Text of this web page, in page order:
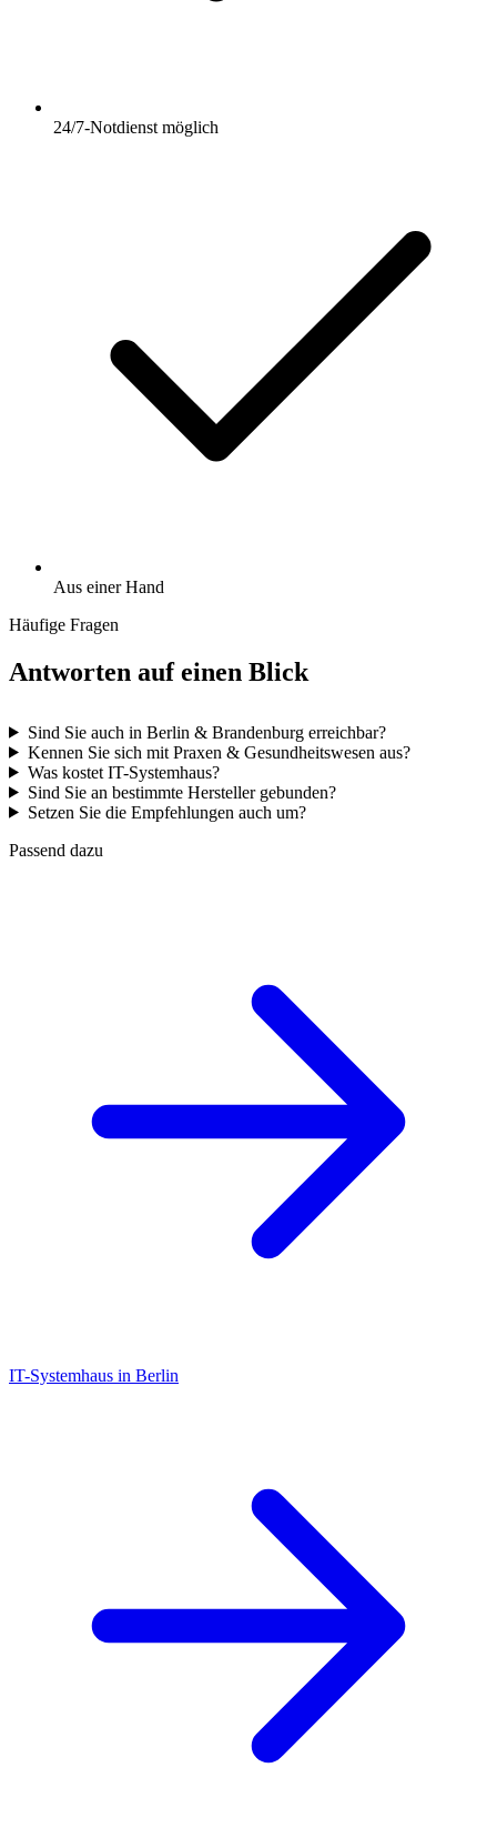
24/7-Notdienst möglich
Aus einer Hand
Häufige Fragen
Antworten auf einen Blick
Sind Sie auch in Berlin & Brandenburg erreichbar?
Kennen Sie sich mit Praxen & Gesundheitswesen aus?
Was kostet IT-Systemhaus?
Sind Sie an bestimmte Hersteller gebunden?
Setzen Sie die Empfehlungen auch um?
Passend dazu
IT-Systemhaus in Berlin